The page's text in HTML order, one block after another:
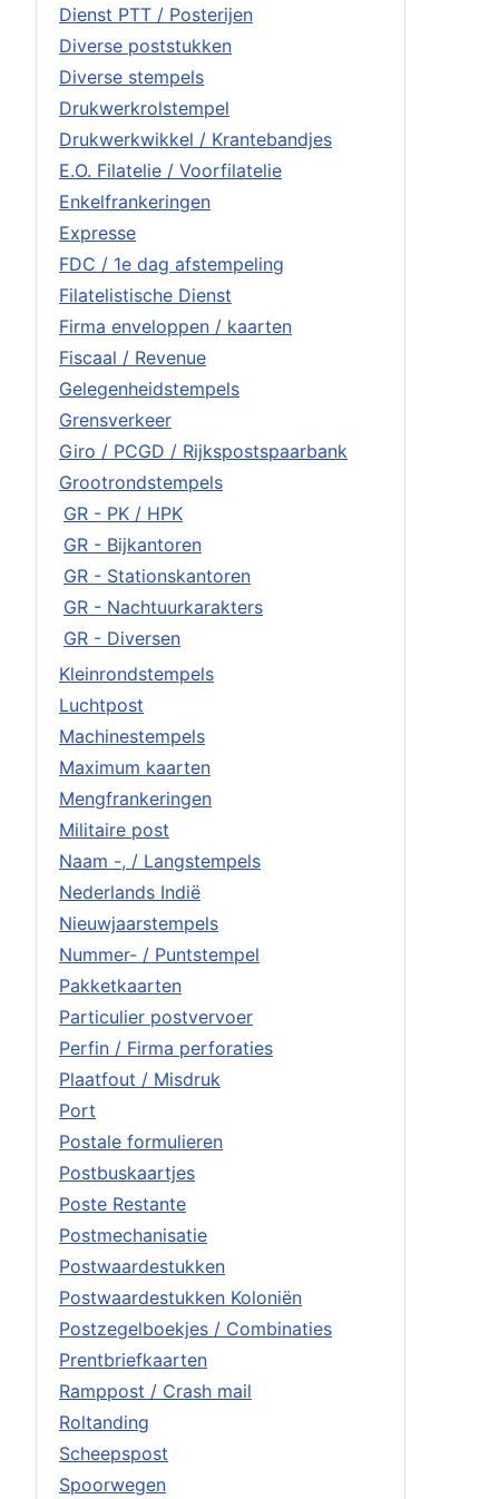
Dienst PTT / Posterijen
Diverse poststukken
Diverse stempels
Drukwerkrolstempel
Drukwerkwikkel / Krantebandjes
E.O. Filatelie / Voorfilatelie
Enkelfrankeringen
Expresse
FDC / 1e dag afstempeling
Filatelistische Dienst
Firma enveloppen / kaarten
Fiscaal / Revenue
Gelegenheidstempels
Grensverkeer
Giro / PCGD / Rijkspostspaarbank
Grootrondstempels
GR - PK / HPK
GR - Bijkantoren
GR - Stationskantoren
GR - Nachtuurkarakters
GR - Diversen
Kleinrondstempels
Luchtpost
Machinestempels
Maximum kaarten
Mengfrankeringen
Militaire post
Naam -, / Langstempels
Nederlands Indië
Nieuwjaarstempels
Nummer- / Puntstempel
Pakketkaarten
Particulier postvervoer
Perfin / Firma perforaties
Plaatfout / Misdruk
Port
Postale formulieren
Postbuskaartjes
Poste Restante
Postmechanisatie
Postwaardestukken
Postwaardestukken Koloniën
Postzegelboekjes / Combinaties
Prentbriefkaarten
Ramppost / Crash mail
Roltanding
Scheepspost
Spoorwegen